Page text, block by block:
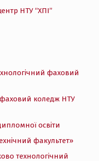
НТУ “ХПІ”
фаховий
фаховий коледж НТУ
освіти
факультет»
технологічний